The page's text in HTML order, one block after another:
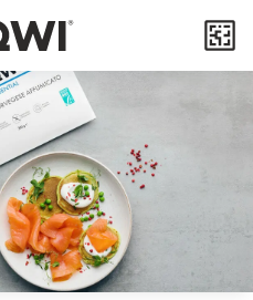
location